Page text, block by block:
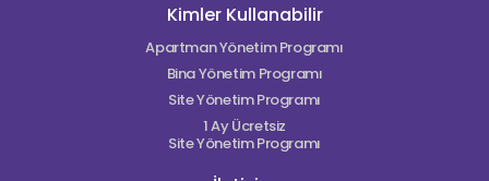
Kimler Kullanabilir
Apartman Yönetim Programı
Bina Yönetim Programı
Site Yönetim Programı
1 Ay Ücretsiz
Site Yönetim Programı